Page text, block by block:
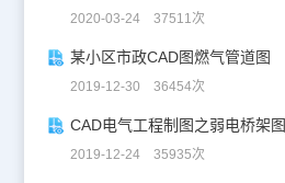
2020-03-24 37511次
某小区市政CAD图燃气管道图
2019-12-30 36454次
CAD电气工程制图之弱电桥架图
2019-12-24 35935次